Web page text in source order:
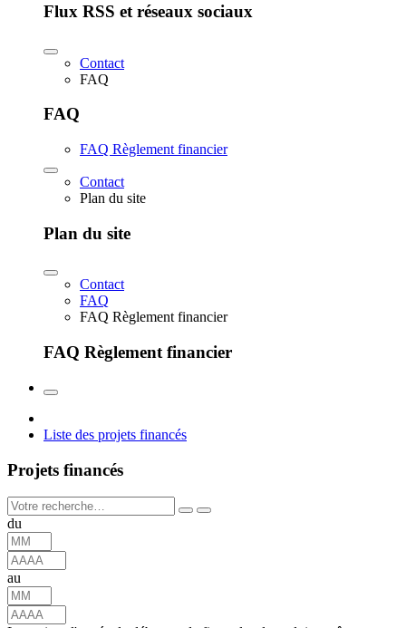
Flux RSS et réseaux sociaux
Contact
FAQ
FAQ
FAQ Règlement financier
Contact
Plan du site
Plan du site
Contact
FAQ
FAQ Règlement financier
FAQ Règlement financier
Liste des projets financés
Projets financés
du
au